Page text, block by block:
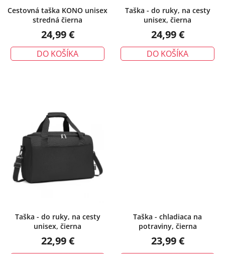
v
k
v
Cestovná taška KONO unisex
stredná čierna
24,99 €
DO KOŠÍKA
Taška - do ruky, na cesty
unisex, čierna
24,99 €
DO KOŠÍKA
Taška - do ruky, na cesty
unisex, čierna
22,99 €
Taška - chladiaca na
potraviny, čierna
23,99 €